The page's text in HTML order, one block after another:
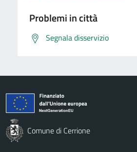
Problemi in città
Segnala disservizio
Comune di Cerrione